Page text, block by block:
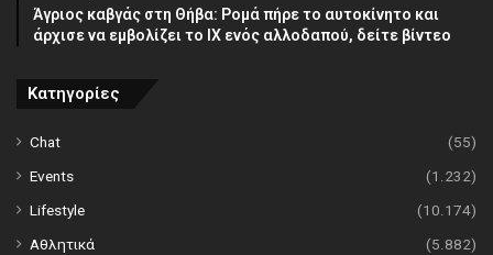
Άγριος καβγάς στη Θήβα: Ρομά πήρε το αυτοκίνητο και
άρχισε να εμβολίζει το ΙΧ ενός αλλοδαπού, δείτε βίντεο
Κατηγορίες
Chat
(55)
Events
(1.232)
Lifestyle
(10.174)
Αθλητικά
(5.882)